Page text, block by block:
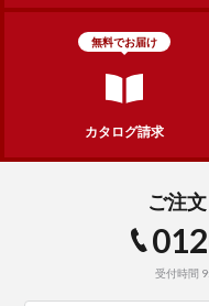
無料でお届け
カタログ請求
ご注
受付時間